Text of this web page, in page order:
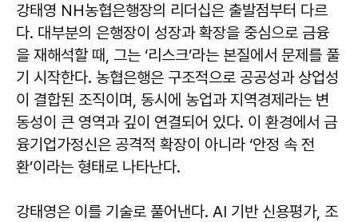
강태영 NH농협은행장의 리더십은 출발점부터 다르
다. 대부분의 은행장이 성장과 확장을 중심으로 금융
을 재해석할 때, 그는 ‘리스크’라는 본질에서 문제를 풀
기 시작한다. 농협은행은 구조적으로 공공성과 상업성
이 결합된 조직이며, 동시에 농업과 지역경제라는 변
동성이 큰 영역과 깊이 연결되어 있다. 이 환경에서 금
융기업가정신은 공격적 확장이 아니라 ‘안정 속 전
환’이라는 형태로 나타난다.
강태영은 이를 기술로 풀어낸다. AI 기반 신용평가, 조